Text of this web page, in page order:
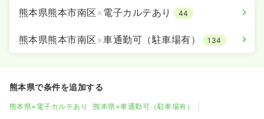
熊本県熊本市南区 ×電子カルテあり 44
熊本県熊本市南区 ×車通勤可（駐車場有） 134
熊本県で条件を追加する
熊本県×電子カルテあり 熊本県×車通勤可（駐車場有）